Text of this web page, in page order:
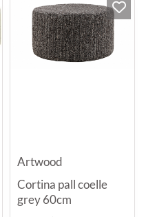
Artwood
Cortina pall coelle
grey 60cm